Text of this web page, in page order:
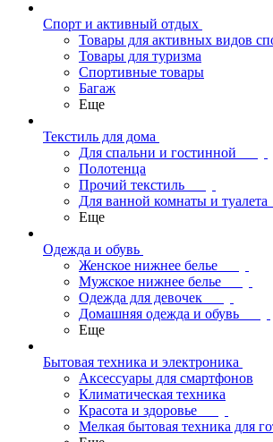
Спорт и активный отдых
Товары для активных видов
Товары для туризма
Спортивные товары
Багаж
Еще
Текстиль для дома
Для спальни и гостинной
Полотенца
Прочий текстиль
Для ванной комнаты и туалета
Еще
Одежда и обувь
Женское нижнее белье
Мужское нижнее белье
Одежда для девочек
Домашняя одежда и обувь
Еще
Бытовая техника и электроника
Аксессуары для смартфонов
Климатическая техника
Красота и здоровье
Мелкая бытовая техника для